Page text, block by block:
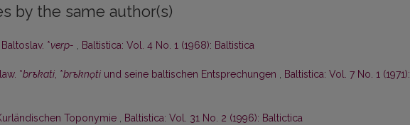
by the same author(s)
*verp- , Baltistica: Vol. 4 No. 1 (1968): Baltistica
*brъkati, *brъknǫti und seine baltischen Entsprechungen , Baltistica: Vol. 7 No. 1 (1971):
Toponymie , Baltistica: Vol. 31 No. 2 (1996): Baltictica